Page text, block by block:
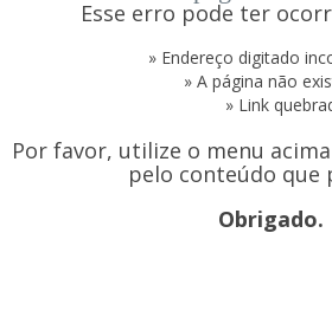
Esse erro pode ter
» Endereço digitado
» A página não
» Link
Por favor, utilize o menu
pelo conteúdo que
Obrigado.